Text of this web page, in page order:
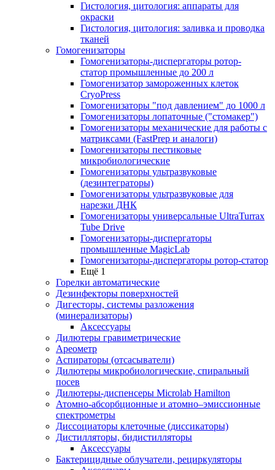
Гистология, цитология: аппараты для
окраски
Гистология, цитология: заливка и проводка
тканей
Гомогенизаторы
Гомогенизаторы-диспергаторы ротор-
статор промышленные до 200 л
Гомогенизатор замороженных клеток
CryoPress
Гомогенизаторы "под давлением" до 1000 л
Гомогенизаторы лопаточные ("стомакер")
Гомогенизаторы механические для работы с
матриксами (FastPrep и аналоги)
Гомогенизаторы пестиковые
микробиологические
Гомогенизаторы ультразвуковые
(дезинтеграторы)
Гомогенизаторы ультразвуковые для
нарезки ДНК
Гомогенизаторы универсальные UltraTurrax
Tube Drive
Гомогенизаторы-диспергаторы
промышленные MagicLab
Гомогенизаторы-диспергаторы ротор-статор
Ещё 1
Горелки автоматические
Дезинфекторы поверхностей
Дигесторы, системы разложения
(минерализаторы)
Аксессуары
Дилютеры гравиметрические
Ареометр
Аспираторы (отсасыватели)
Дилютеры микробиологические, спиральный
посев
Дилютеры-диспенсеры Microlab Hamilton
Атомно-абсорбционные и атомно–эмиссионные
спектрометры
Диссоциаторы клеточные (диссикаторы)
Дистилляторы, бидистилляторы
Аксессуары
Бактерицидные облучатели, рециркуляторы